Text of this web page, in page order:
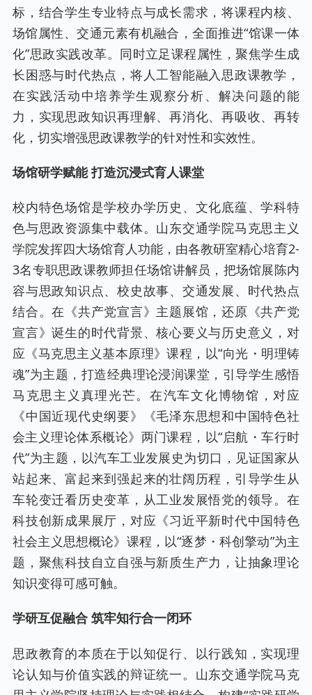
标，结合学生专业特点与成长需求，将课程内核、
场馆属性、交通元素有机融合，全面推进“馆课一体
化”思政实践改革。同时立足课程属性，聚焦学生成
长困惑与时代热点，将人工智能融入思政课教学，
在实践活动中培养学生观察分析、解决问题的能
力，实现思政知识再理解、再消化、再吸收、再转
化，切实增强思政课教学的针对性和实效性。
场馆研学赋能 打造沉浸式育人课堂
校内特色场馆是学校办学历史、文化底蕴、学科特
色与思政资源集中载体。山东交通学院马克思主义
学院发挥四大场馆育人功能，由各教研室精心培育2-
3名专职思政课教师担任场馆讲解员，把场馆展陈内
容与思政知识点、校史故事、交通发展、时代热点
结合。在《共产党宣言》主题展馆，还原《共产党
宣言》诞生的时代背景、核心要义与历史意义，对
应《马克思主义基本原理》课程，以“向光・明理铸
魂”为主题，打造经典理论浸润课堂，引导学生感悟
马克思主义真理光芒。在汽车文化博物馆，对应
《中国近现代史纲要》《毛泽东思想和中国特色社
会主义理论体系概论》两门课程，以“启航・车行时
代”为主题，以汽车工业发展史为切口，见证国家从
站起来、富起来到强起来的壮阔历程，引导学生从
车轮变迁看历史变革，从工业发展悟党的领导。在
科技创新成果展厅，对应《习近平新时代中国特色
社会主义思想概论》课程，以“逐梦・科创擎动”为主
题，聚焦科技自立自强与新质生产力，让抽象理论
知识变得可感可触。
学研互促融合 筑牢知行合一闭环
思政教育的本质在于以知促行、以行践知，实现理
论认知与价值实践的辩证统一。山东交通学院马克